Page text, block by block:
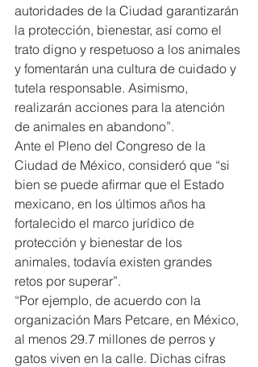
autoridades de la Ciudad garantizarán
la protección, bienestar, así como el
trato digno y respetuoso a los animales
y fomentarán una cultura de cuidado y
tutela responsable. Asimismo,
realizarán acciones para la atención
de animales en abandono”.
Ante el Pleno del Congreso de la
Ciudad de México, consideró que “si
bien se puede afirmar que el Estado
mexicano, en los últimos años ha
fortalecido el marco jurídico de
protección y bienestar de los
animales, todavía existen grandes
retos por superar”.
“Por ejemplo, de acuerdo con la
organización Mars Petcare, en México,
al menos 29.7 millones de perros y
gatos viven en la calle. Dichas cifras